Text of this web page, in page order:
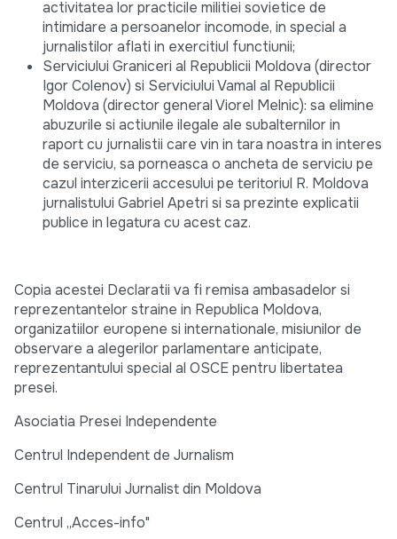
activitatea lor practicile militiei sovietice de
intimidare a persoanelor incomode, in special a
jurnalistilor aflati in exercitiul functiunii;
Serviciului Graniceri al Republicii Moldova (director
Igor Colenov) si Serviciului Vamal al Republicii
Moldova (director general Viorel Melnic): sa elimine
abuzurile si actiunile ilegale ale subalternilor in
raport cu jurnalistii care vin in tara noastra in interes
de serviciu, sa porneasca o ancheta de serviciu pe
cazul interzicerii accesului pe teritoriul R. Moldova
jurnalistului Gabriel Apetri si sa prezinte explicatii
publice in legatura cu acest caz.
Copia acestei Declaratii va fi remisa ambasadelor si
reprezentantelor straine in Republica Moldova,
organizatiilor europene si internationale, misiunilor de
observare a alegerilor parlamentare anticipate,
reprezentantului special al OSCE pentru libertatea
presei.
Asociatia Presei Independente
Centrul Independent de Jurnalism
Centrul Tinarului Jurnalist din Moldova
Centrul „Acces-info"